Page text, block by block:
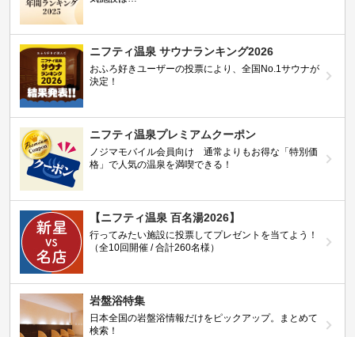
ニフティ温泉 サウナランキング2026
おふろ好きユーザーの投票により、全国No.1サウナが
決定！
ニフティ温泉プレミアムクーポン
ノジマモバイル会員向け 通常よりもお得な「特別価
格」で人気の温泉を満喫できる！
【ニフティ温泉 百名湯2026】
行ってみたい施設に投票してプレゼントを当てよう！
（全10回開催 / 合計260名様）
岩盤浴特集
日本全国の岩盤浴情報だけをピックアップ。まとめて
検索！